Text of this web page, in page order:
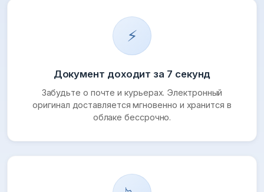
⚡
Документ доходит за 7 секунд
Забудьте о почте и курьерах. Электронный
оригинал доставляется мгновенно и хранится в
облаке бессрочно.